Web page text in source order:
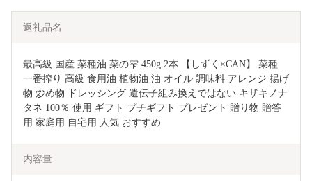
返礼品名
最高級 国産 菜種油 菜の雫 450g 2本 【しずく×CAN】 菜種
一番搾り 高級 食用油 植物油 油 オイル 調味料 アレンジ 揚げ
物 炒め物 ドレッシング 遺伝子組み換えではない キザキノナ
タネ 100％ 使用 ギフト プチギフト プレゼント 贈り物 贈答
用 家庭用 自宅用 人気 おすすめ
内容量